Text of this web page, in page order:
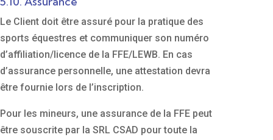
Le Client doit être assuré pour la pratique des
sports équestres et communiquer son numéro
d’affiliation/licence de la FFE/LEWB. En cas
d’assurance personnelle, une attestation devra
être fournie lors de l’inscription.
Pour les mineurs, une assurance de la FFE peut
être souscrite par la SRL CSAD pour toute la